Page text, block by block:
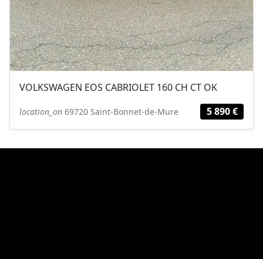
VOLKSWAGEN EOS CABRIOLET 160 CH CT OK
location_on 69720 Saint-Bonnet-de-Mure 5 890 €